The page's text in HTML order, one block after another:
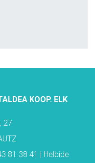
KOOP. ELK
27
81 38 41 | Helbide